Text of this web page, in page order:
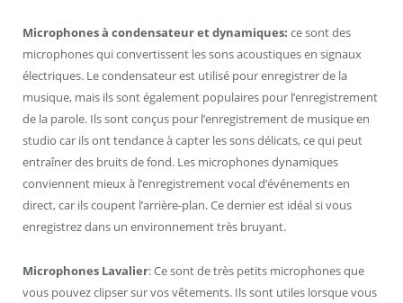
Microphones à condensateur et dynamiques: ce sont des
microphones qui convertissent les sons acoustiques en signaux
électriques. Le condensateur est utilisé pour enregistrer de la
musique, mais ils sont également populaires pour l’enregistrement
de la parole. Ils sont conçus pour l’enregistrement de musique en
studio car ils ont tendance à capter les sons délicats, ce qui peut
entraîner des bruits de fond. Les microphones dynamiques
conviennent mieux à l’enregistrement vocal d’événements en
direct, car ils coupent l’arrière-plan. Ce dernier est idéal si vous
enregistrez dans un environnement très bruyant.
Microphones Lavalier: Ce sont de très petits microphones que
vous pouvez clipser sur vos vêtements. Ils sont utiles lorsque vous